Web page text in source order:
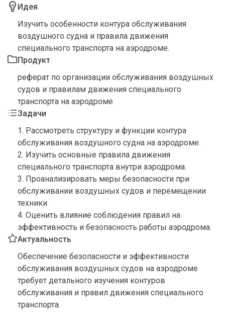
Идея
Изучить особенности контура обслуживания
воздушного судна и правила движения
специального транспорта на аэродроме.
Продукт
реферат по организации обслуживания воздушных
судов и правилам движения специального
транспорта на аэродроме
Задачи
1. Рассмотреть структуру и функции контура
обслуживания воздушного судна на аэродроме.
2. Изучить основные правила движения
специального транспорта внутри аэродрома.
3. Проанализировать меры безопасности при
обслуживании воздушных судов и перемещении
техники.
4. Оценить влияние соблюдения правил на
эффективность и безопасность работы аэродрома.
Актуальность
Обеспечение безопасности и эффективности
обслуживания воздушных судов на аэродроме
требует детального изучения контуров
обслуживания и правил движения специального
транспорта.